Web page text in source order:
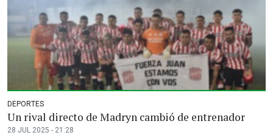
DEPORTES
Un rival directo de Madryn cambió de entrenador
28 JUL 2025 - 21:28